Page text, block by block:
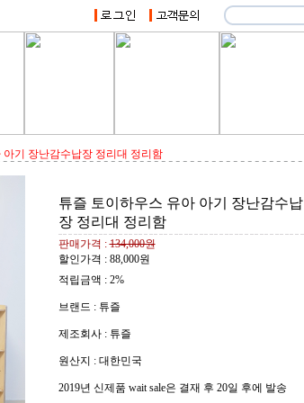
아기 장난감수납장 정리대 정리함
튜즐 토이하우스 유아 아기 장난감수납
장 정리대 정리함
판매가격 :134,000원
할인가격 : 88,000원
적립금액 : 2%
브랜드 : 튜즐
제조회사 : 튜즐
원산지 : 대한민국
2019년 신제품 wait sale은 결재 후 20일 후에 발송